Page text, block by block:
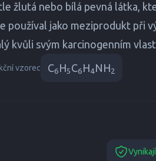
žlutá nebo bílá pevná látka,
používal jako meziprodukt při
kvůli svým karcinogenním
vzorec C6H5C6H4NH2